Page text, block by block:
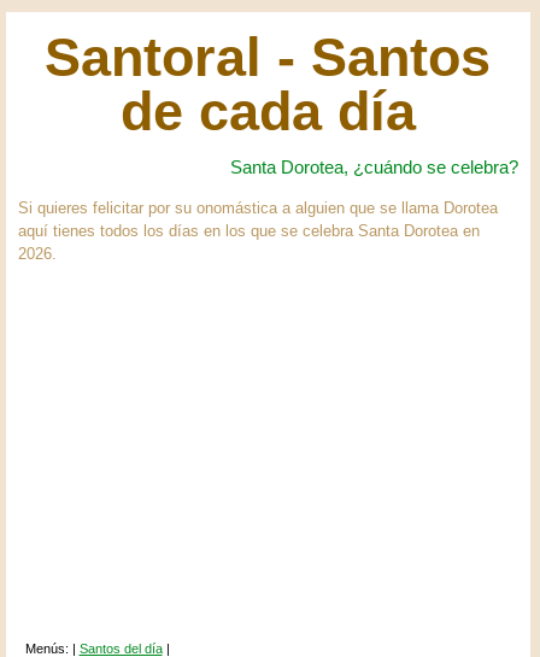
Santoral - Santos
de cada día
Santa Dorotea, ¿cuándo se celebra?
Si quieres felicitar por su onomástica a alguien que se llama Dorotea
aquí tienes todos los días en los que se celebra Santa Dorotea en
2026.
Menús: | Santos del día|